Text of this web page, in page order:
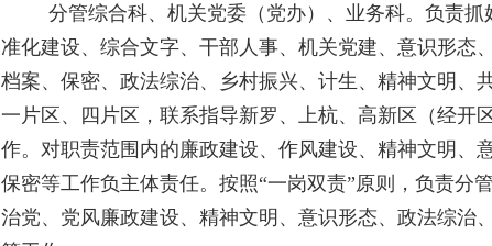
分管综合科、机关党委（党办）、业务科。负责
准化建设、综合文字、干部人事、机关党建、意识形态
档案、保密、政法综治、乡村振兴、计生、精神文明、
一片区、四片区，联系指导新罗、上杭、高新区（经开
作。对职责范围内的廉政建设、作风建设、精神文明、
保密等工作负主体责任。按照“一岗双责”原则，负责分
治党、党风廉政建设、精神文明、意识形态、政法综治